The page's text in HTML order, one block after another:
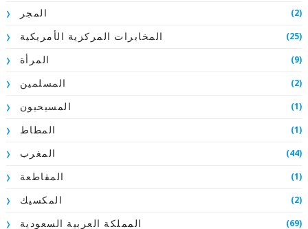
المجر (2)
المخابرات المركزية الأمريكية (25)
المرأة (9)
المسلمين (2)
المسيحيون (1)
المطاط (1)
المغرب (44)
المقاطعة (1)
المكسيك (2)
المملكة العربية السعودية (69)